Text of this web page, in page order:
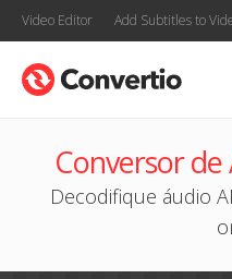
Video Editor Add Subtitles to
Conversor
Decodifique áudio